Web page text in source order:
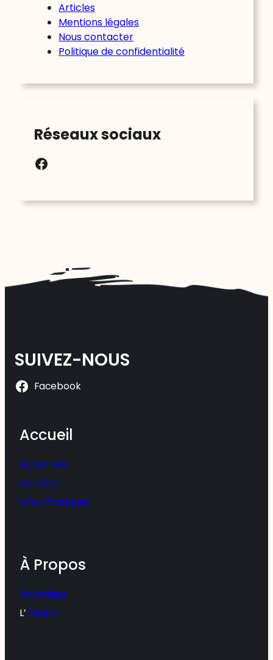
Articles
Mentions légales
Nous contacter
Politique de confidentialité
Réseaux sociaux
Facebook
SUIVEZ-NOUS
Facebook
Accueil
Actualités
Horaires
Infos Pratiques
À Propos
Historique
L’Équipe